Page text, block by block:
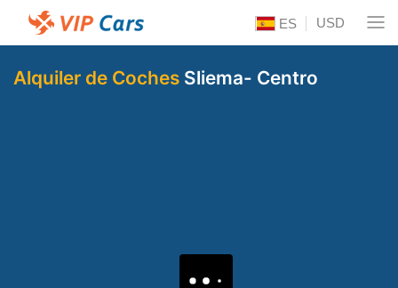
ES USD
Alquiler de Coches Sliema- Centro